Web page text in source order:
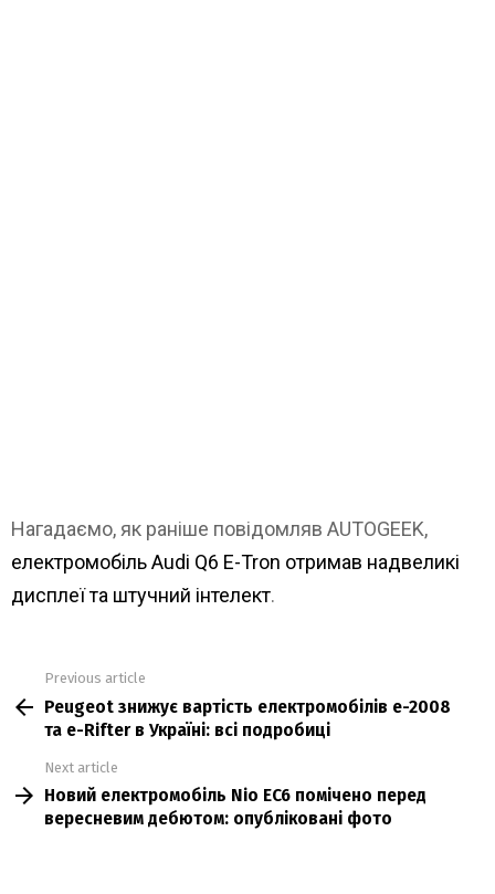
Нагадаємо, як раніше повідомляв AUTOGEEK,
електромобіль Audi Q6 E-Tron отримав надвеликі
дисплеї та штучний інтелект.
more
Previous article
Peugeot знижує вартість електромобілів e-2008
та e-Rifter в Україні: всі подробиці
Next article
Новий електромобіль Nio EC6 помічено перед
вересневим дебютом: опубліковані фото